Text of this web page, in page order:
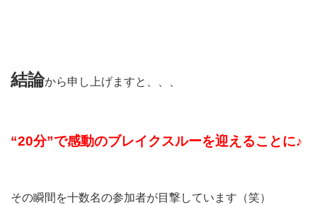
結論から申し上げますと、、、
“20分”で感動のブレイクスルーを迎えることに♪
その瞬間を十数名の参加者が目撃しています（笑）